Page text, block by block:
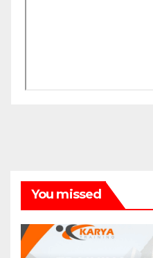
You missed